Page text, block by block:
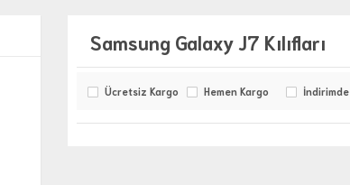
Samsung Galaxy J7 Kılıfları
Ücretsiz Kargo Hemen Kargo İndirimde